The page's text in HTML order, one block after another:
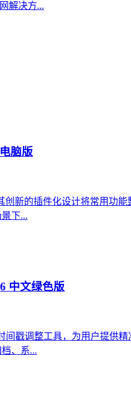
解决方...
脑版
创新的插件化设计将常用功
下...
中文绿色版
间戳调整工具，为用户提供
、系...